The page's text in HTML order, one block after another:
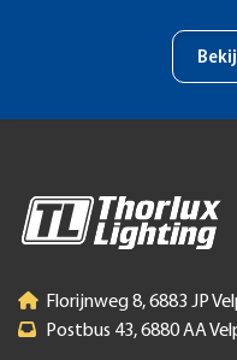
Florijnweg 8, 6883 JP
Postbus 43, 6880 AA